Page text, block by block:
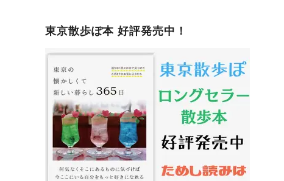
東京散歩ぽ本 好評発売中！